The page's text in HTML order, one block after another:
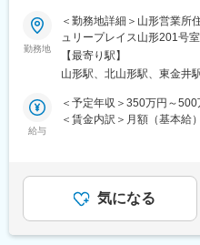
■教育制度：（未経験でも
入社時2日間のオリエンテ
約3ヶ月のOJTで段階的に
同行訪問を実施）
（学習支援体制）
専門・認定看護師による「
■魅力：
・残業が少ないためメリハ
・管理部門は中途社員100
【はじめに】
当ポジションは自社販売し
用～保守を担うシステムエ
からチャレンジできる事に
求人となっております。IT
迎しております！
るため、社内でのデスクワ
どとなります。また、外部
ため、関係者が多いのも
勤務地
＜勤務地詳細＞山形営業所
ュリープレイス山形201号
範囲：会社の定める事業所
【最寄り駅】
山形駅、北山形駅、東金井
給与
＜予定年収＞350万円～
＜賃金内訳＞月額（基本給
＞※給与詳細は、年齢・ス
回■賞与：年2回賃金はあく
て上下する可能性がありま
です。
気になる